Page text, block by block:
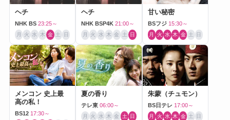
ヘチ
NHK BS 23:25～
月 火 水 木 金 土 日
ヘチ
NHK BSP4K 21:00～
月 火 水 木 金 土 日
甘い秘密
BSフジ 15:30～
月 火 水 木 金 土 日
メンコン 史上最
高の私！
BS12 17:30～
夏の香り
テレ東 06:00～
月 火 水 木 金 土 日
朱蒙（チュモン）
BS日テレ 17:00～
月 火 水 木 金 土 日